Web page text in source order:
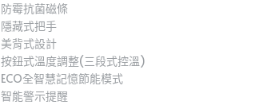
防霉抗菌磁條
隱藏式把手
美背式設計
按鈕式溫度調整(三段式控溫)
ECO全智慧記憶節能模式
智能警示提醒